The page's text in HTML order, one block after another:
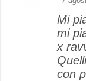
Mi
mi
x
con